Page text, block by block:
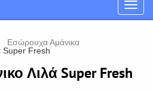
Toggle
Εσώρουχα Αμάνικα
Super Fresh
Λιλά Super Fresh